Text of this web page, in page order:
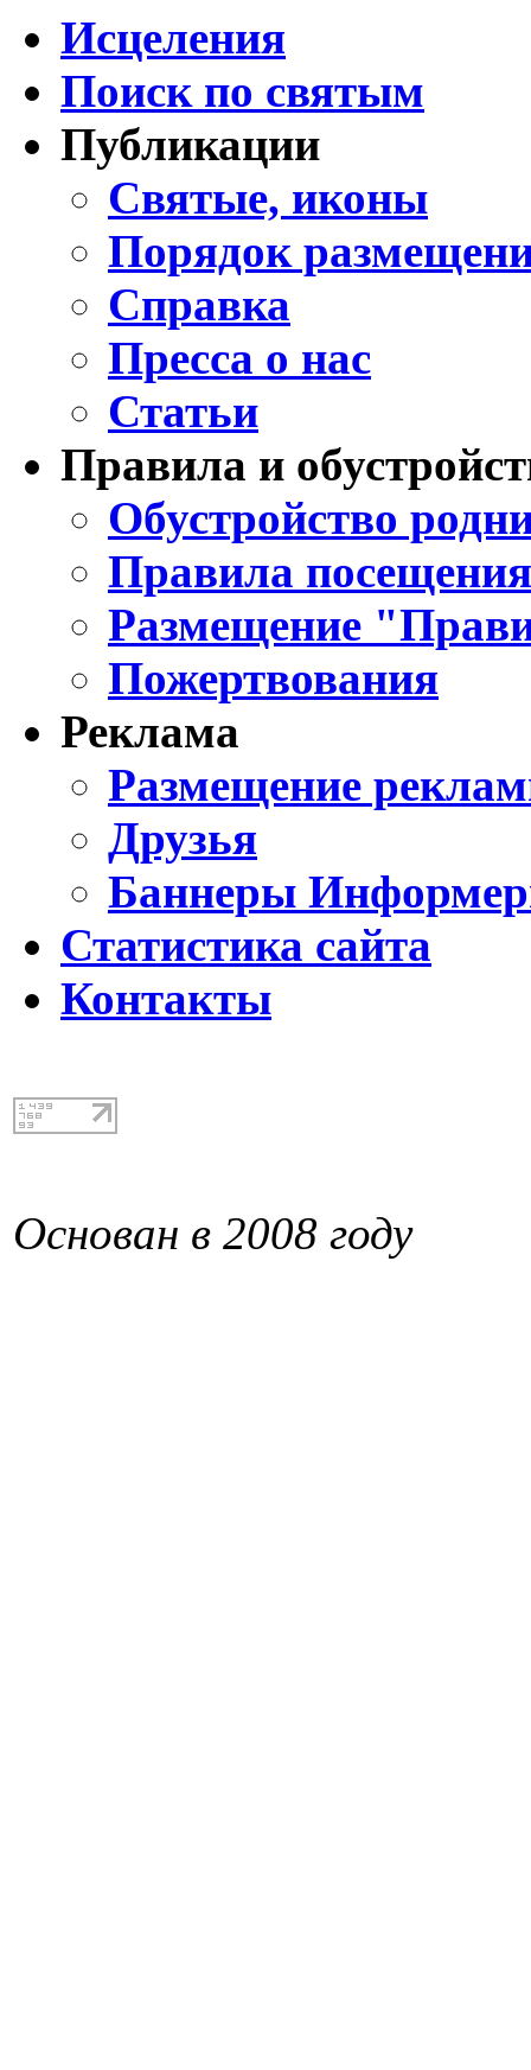
Исцеления
Поиск по святым
Публикации
Святые, иконы
Порядок
Справка
Пресса о нас
Статьи
Правила и
Обустройство
Правила
Размещение
Пожертвования
Реклама
Размещение
Друзья
Баннеры
Статистика сайта
Контакты
Основан в 2008 году